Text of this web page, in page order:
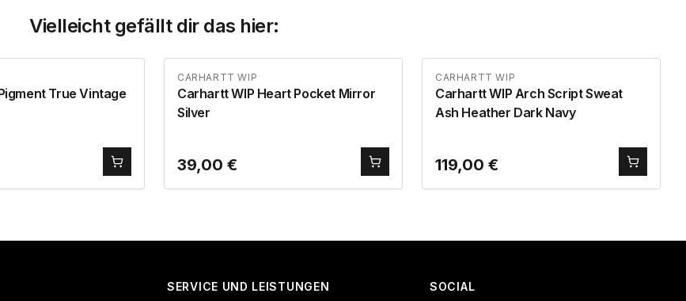
Vielleicht gefällt dir das hier:
True Vintage
CARHARTT WIP
Carhartt WIP Heart Pocket Mirror
Silver
39,00 €
CARHARTT WIP
Carhartt WIP Arch Script Sweat
Ash Heather Dark Navy
119,00 €
SERVICE UND LEISTUNGEN SOCIAL